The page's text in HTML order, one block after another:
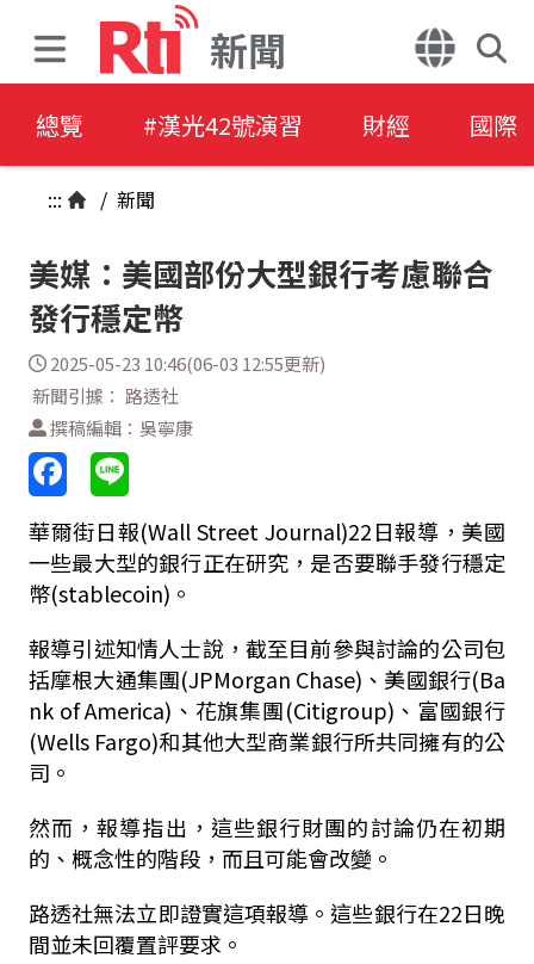
新聞
總覽 #漢光42號演習 財經 國際
::: / 新聞
美媒：美國部份大型銀行考慮聯合
發行穩定幣
2025-05-23 10:46(06-03 12:55更新)
新聞引據： 路透社
撰稿編輯：吳寧康
華爾街日報(Wall Street Journal)22日報導，美國
一些最大型的銀行正在研究，是否要聯手發行穩定
幣(stablecoin)。
報導引述知情人士說，截至目前參與討論的公司包
括摩根大通集團(JPMorgan Chase)、美國銀行(Ba
nk of America)、花旗集團(Citigroup)、富國銀行
(Wells Fargo)和其他大型商業銀行所共同擁有的公
司。
然而，報導指出，這些銀行財團的討論仍在初期
的、概念性的階段，而且可能會改變。
路透社無法立即證實這項報導。這些銀行在22日晚
間並未回覆置評要求。